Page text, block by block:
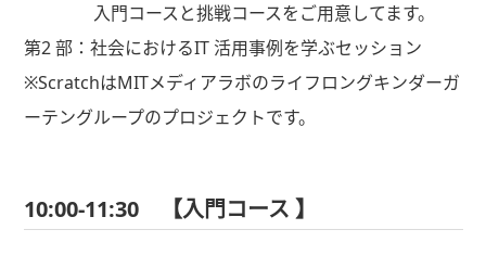
入門コースと挑戦コースをご用意してます。
第2 部：社会におけるIT 活用事例を学ぶセッション
※ScratchはMITメディアラボのライフロングキンダーガ
ーテングループのプロジェクトです。
10:00-11:30 【入門コース 】